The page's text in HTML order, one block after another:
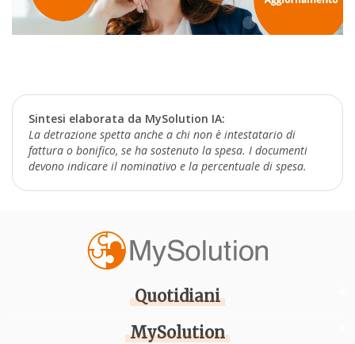
Sintesi elaborata da MySolution IA:
La detrazione spetta anche a chi non è intestatario di
fattura o bonifico, se ha sostenuto la spesa. I documenti
devono indicare il nominativo e la percentuale di spesa.
Quotidiani
MySolution